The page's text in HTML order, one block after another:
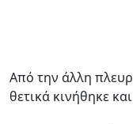
Από την άλλη
θετικά κινήθηκε